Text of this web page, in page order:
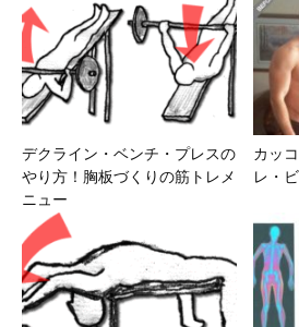
デクライン・ベンチ・プレスの
やり方！胸板づくりの筋トレメ
ニュー
カッ
レ・